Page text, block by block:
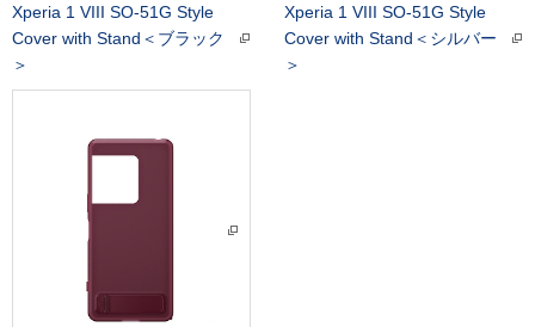
Xperia 1 VIII SO-51G Style
Cover with Stand＜ブラック
＞
Xperia 1 VIII SO-51G Style
Cover with Stand＜シルバー
＞